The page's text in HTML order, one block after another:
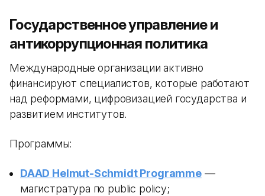
Государственное управление и
антикоррупционная политика
Международные организации активно
финансируют специалистов, которые работают
над реформами, цифровизацией государства и
развитием институтов.
Программы:
DAAD Helmut-Schmidt Programme—
магистратура по public policy;